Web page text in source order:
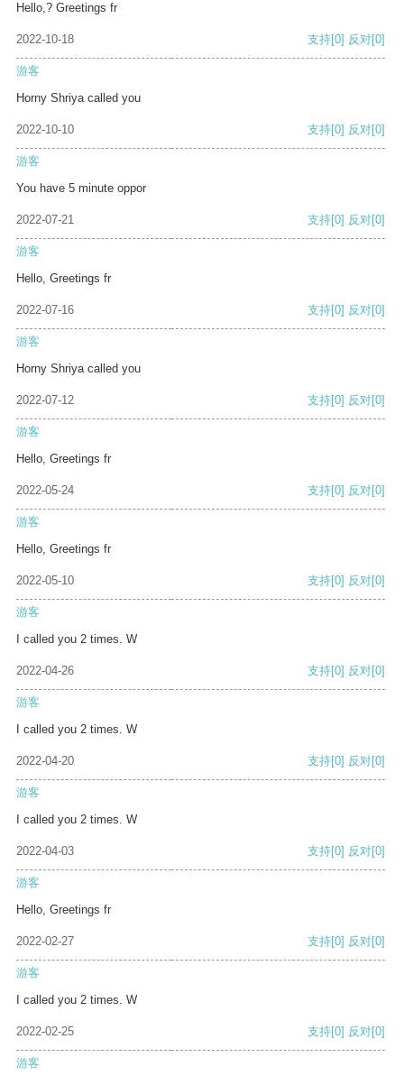
Hello,? Greetings fr
2022-10-18 支持[0] 反对[0]
游客
Horny Shriya called you
2022-10-10 支持[0] 反对[0]
游客
You have 5 minute oppor
2022-07-21 支持[0] 反对[0]
游客
Hello, Greetings fr
2022-07-16 支持[0] 反对[0]
游客
Horny Shriya called you
2022-07-12 支持[0] 反对[0]
游客
Hello, Greetings fr
2022-05-24 支持[0] 反对[0]
游客
Hello, Greetings fr
2022-05-10 支持[0] 反对[0]
游客
I called you 2 times. W
2022-04-26 支持[0] 反对[0]
游客
I called you 2 times. W
2022-04-20 支持[0] 反对[0]
游客
I called you 2 times. W
2022-04-03 支持[0] 反对[0]
游客
Hello, Greetings fr
2022-02-27 支持[0] 反对[0]
游客
I called you 2 times. W
2022-02-25 支持[0] 反对[0]
游客